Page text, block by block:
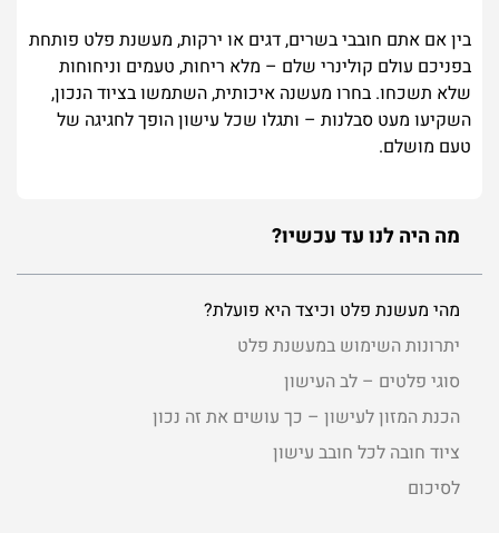
בין אם אתם חובבי בשרים, דגים או ירקות, מעשנת פלט פותחת
בפניכם עולם קולינרי שלם – מלא ריחות, טעמים וניחוחות
שלא תשכחו. בחרו מעשנה איכותית, השתמשו בציוד הנכון,
השקיעו מעט סבלנות – ותגלו שכל עישון הופך לחגיגה של
טעם מושלם.
מה היה לנו עד עכשיו?
מהי מעשנת פלט וכיצד היא פועלת?
יתרונות השימוש במעשנת פלט
סוגי פלטים – לב העישון
הכנת המזון לעישון – כך עושים את זה נכון
ציוד חובה לכל חובב עישון
לסיכום